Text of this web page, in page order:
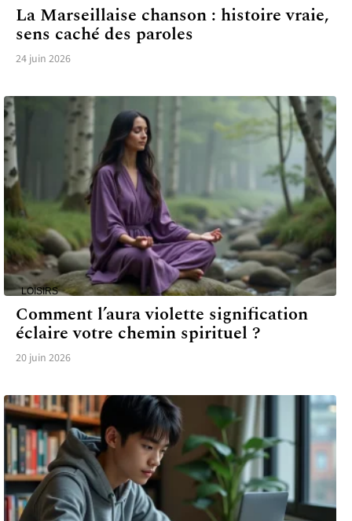
La Marseillaise chanson : histoire vraie,
sens caché des paroles
24 juin 2026
LOISIRS
Comment l’aura violette signification
éclaire votre chemin spirituel ?
20 juin 2026